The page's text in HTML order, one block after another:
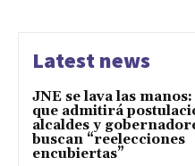
Latest news
JNE se lava las
que admitirá
alcaldes y
buscan “reelecciones
encubiertas”